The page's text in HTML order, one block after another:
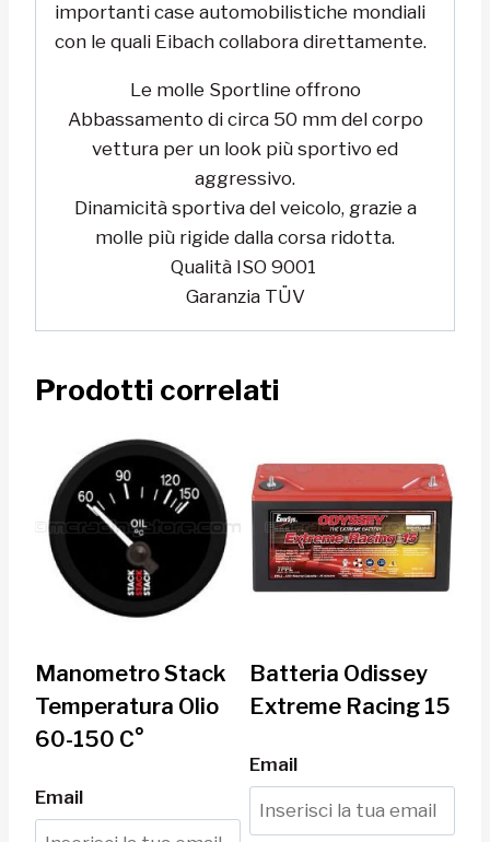
importanti case automobilistiche mondiali
con le quali Eibach collabora direttamente.
Le molle Sportline offrono
Abbassamento di circa 50 mm del corpo
vettura per un look più sportivo ed
aggressivo.
Dinamicità sportiva del veicolo, grazie a
molle più rigide dalla corsa ridotta.
Qualità ISO 9001
Garanzia TÜV
Prodotti correlati
Manometro Stack
Temperatura Olio
60-150 C°
Email
Batteria Odissey
Extreme Racing 15
Email